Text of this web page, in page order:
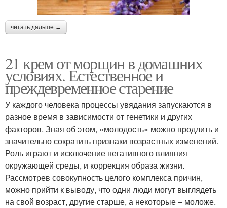
читать дальше →
21 крем от морщин в домашних
условиях. Естественное и
преждевременное старение
У каждого человека процессы увядания запускаются в
разное время в зависимости от генетики и других
факторов. Зная об этом, «молодость» можно продлить и
значительно сократить признаки возрастных изменений.
Роль играют и исключение негативного влияния
окружающей среды, и коррекция образа жизни.
Рассмотрев совокупность целого комплекса причин,
можно прийти к выводу, что одни люди могут выглядеть
на свой возраст, другие старше, а некоторые – моложе.